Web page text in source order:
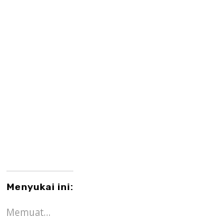
Menyukai ini:
Memuat...